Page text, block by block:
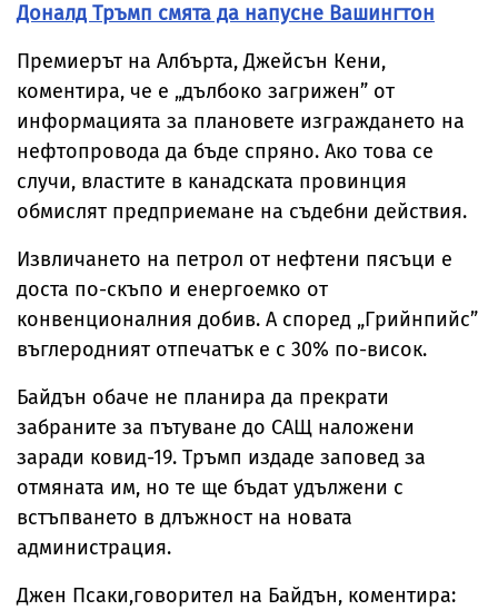
Доналд Тръмп смята да напусне Вашингтон
Премиерът на Албърта, Джейсън Кени,
коментира, че е „дълбоко загрижен” от
информацията за плановете изграждането на
нефтопровода да бъде спряно. Ако това се
случи, властите в канадската провинция
обмислят предприемане на съдебни действия.
Извличането на петрол от нефтени пясъци е
доста по-скъпо и енергоемко от
конвенционалния добив. А според „Грийнпийс”
въглеродният отпечатък е с 30% по-висок.
Байдън обаче не планира да прекрати
забраните за пътуване до САЩ наложени
заради ковид-19. Тръмп издаде заповед за
отмяната им, но те ще бъдат удължени с
встъпването в длъжност на новата
администрация.
Джен Псаки,говорител на Байдън, коментира: